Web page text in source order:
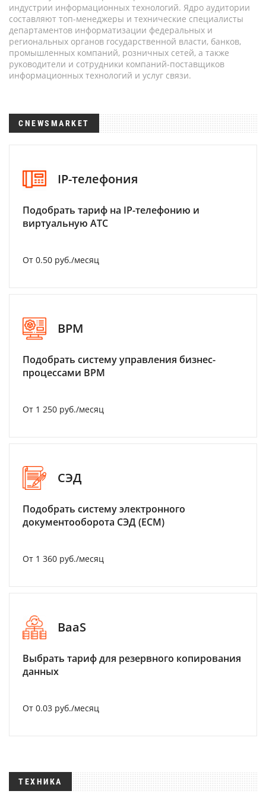
индустрии информационных технологий. Ядро аудитории
составляют топ-менеджеры и технические специалисты
департаментов информатизации федеральных и
региональных органов государственной власти, банков,
промышленных компаний, розничных сетей, а также
руководители и сотрудники компаний-поставщиков
информационных технологий и услуг связи.
CNEWSMARKET
IP-телефония
Подобрать тариф на IP-телефонию и
виртуальную АТС
От 0.50 руб./месяц
BPM
Подобрать систему управления бизнес-
процессами BPM
От 1 250 руб./месяц
СЭД
Подобрать систему электронного
документооборота СЭД (ECM)
От 1 360 руб./месяц
BaaS
Выбрать тариф для резервного копирования
данных
От 0.03 руб./месяц
ТЕХНИКА